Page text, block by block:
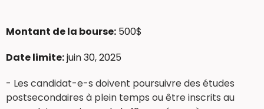
Montant de la bourse: 500$
Date limite:juin 30, 2025
- Les candidat-e-s doivent poursuivre des études
postsecondaires à plein temps ou être inscrits au